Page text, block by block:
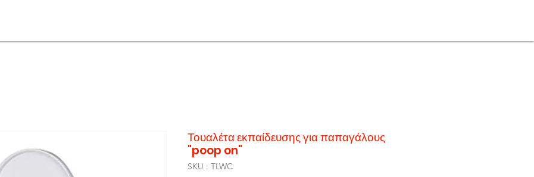
Τουαλέτα εκπαίδευσης για παπαγάλους
"poop on"
SKU : TLWC